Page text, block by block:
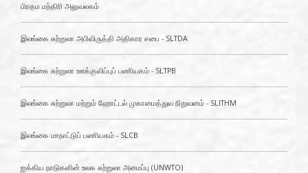
பிரதம மந்திரி அலுவலகம்
இலங்கை சுற்றுலா அபிவிருத்தி அதிகார சபை - SLTDA
இலங்கை சுற்றுலா ஊக்குவிப்புப் பணியகம் - SLTPB
இலங்கை சுற்றுலா மற்றும் ஹோட்டல் முகாமைத்துவ நிறுவனம் - SLITHM
இலங்கை மாநாட்டுப் பணியகம் - SLCB
ஐக்கிய நாடுகளின் உலக சுற்றுலா அமைப்பு (UNWTO)